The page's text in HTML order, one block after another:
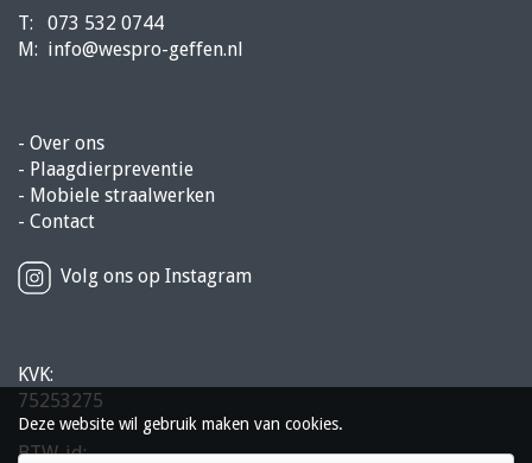
T: 073 532 0744
M: info@wespro-geffen.nl
- Over ons
- Plaagdierpreventie
- Mobiele straalwerken
- Contact
Volg ons op Instagram
KVK:
75253275
BTW-id:
Deze website wil gebruik maken van cookies.